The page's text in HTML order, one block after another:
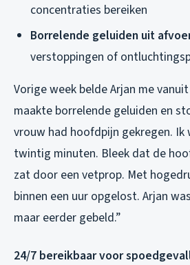
concentraties bereiken
Borrelende geluiden uit
verstoppingen of
Vorige week belde Arjan me
maakte borrelende geluiden en
vrouw had hoofdpijn gekregen. Ik
twintig minuten. Bleek dat de
zat door een vetprop. Met
binnen een uur opgelost. Arjan
maar eerder gebeld.”
24/7 bereikbaar voor